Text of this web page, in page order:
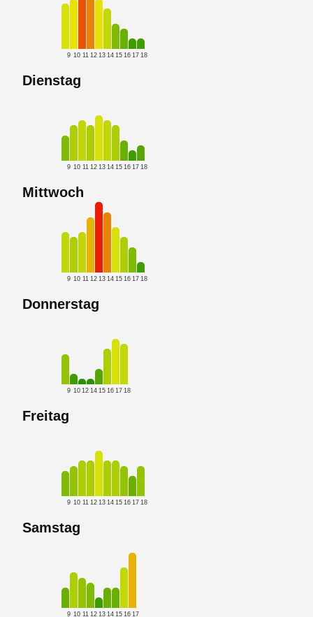
9 10 11 12 13 14 15 16 17 18
Dienstag
9 10 11 12 13 14 15 16 17 18
Mittwoch
9 10 11 12 13 14 15 16 17 18
Donnerstag
9 10 12 14 15 16 17 18
Freitag
9 10 11 12 13 14 15 16 17 18
Samstag
9 10 11 12 13 14 15 16 17